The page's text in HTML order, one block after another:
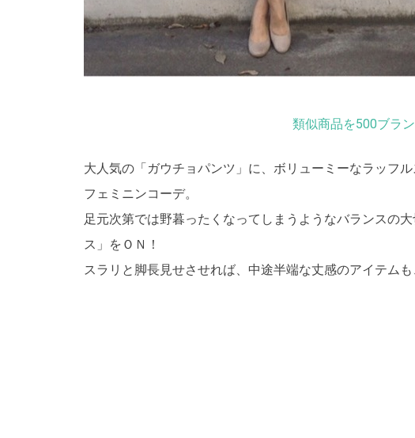
類似商品を500ブラ
大人気の「ガウチョパンツ」に、ボリューミーなラッフ
フェミニンコーデ。
足元次第では野暮ったくなってしまうようなバランスの
ス」をＯＮ！
スラリと脚長見せさせれば、中途半端な丈感のアイテム